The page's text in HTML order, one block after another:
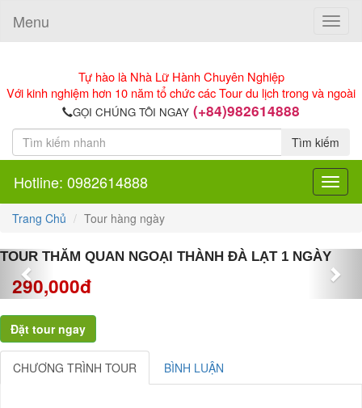
Toggle
Menu
Tự hào là Nhà Lữ Hành Chuyên Nghiệp
Với kinh nghiệm hơn 10 năm tổ chức các Tour du lịch trong và ngoài
GỌI CHÚNG TÔI NGAY (+84)982614888
Tìm kiếm
Toggle
Hotline: 0982614888
Trang Chủ Tour hàng ngày
TOUR THĂM QUAN NGOẠI THÀNH ĐÀ LẠT 1 NGÀY
290,000đ
Previous
CHƯƠNG TRÌNH TOUR BÌNH LUẬN